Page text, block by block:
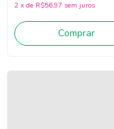
2 x de R$56,97 sem juros
Comprar